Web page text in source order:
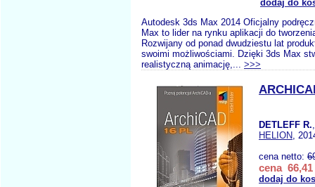
dodaj do
Autodesk 3ds Max 2014 Oficjalny
Max to lider na rynku aplikacji do
Rozwijany od ponad dwudziestu lat
swoimi możliwościami. Dzięki 3ds Max
realistyczną animację,... >>>
DETLEFF R.
HELION,
cena netto:
cena 66,41
dodaj do